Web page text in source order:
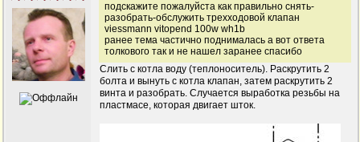
подскажите пожалуйста как правильно снять-
разобрать-обслужить трехходовой клапан
viessmann vitopend 100w wh1b
ранее тема частично поднималась а вот ответа
толкового так и не нашел заранее спасибо
Слить с котла воду (теплоноситель). Раскрутить 2
болта и вынуть с котла клапан, затем раскрутить 2
винта и разобрать. Случается выработка резьбы на
пластмасе, которая двигает шток.